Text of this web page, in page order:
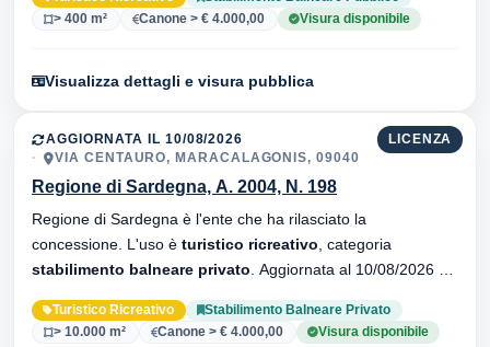
> 400 m²
Canone > € 4.000,00 Visura disponibile
Visualizza dettagli e visura pubblica
LICENZA
AGGIORNATA IL 10/08/2026
VIA CENTAURO, MARACALAGONIS, 09040
Regione di Sardegna, A. 2004, N. 198
Regione di Sardegna è l'ente che ha rilasciato la
concessione. L'uso è turistico ricreativo , categoria
stabilimento balneare privato
Turistico Ricreativo
Stabilimento Balneare Privato
> 10.000 m²
Canone > € 4.000,00 Visura disponibile